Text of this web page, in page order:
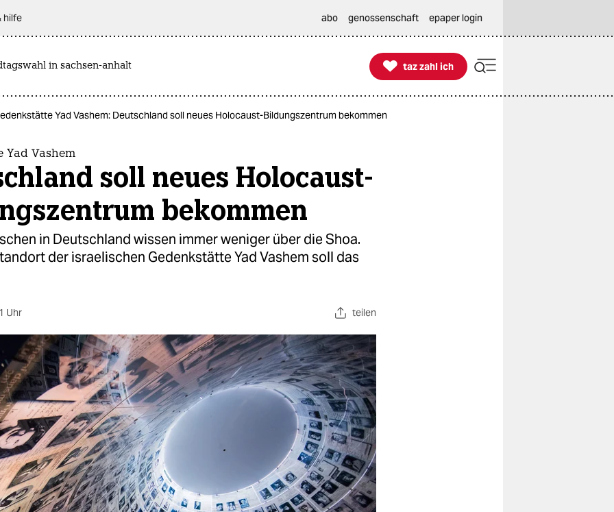
hilfe abo genossenschaft epaper login
in sachsen-anhalt 
taz zahl ich
taz zahl ich
Yad Vashem: Deutschland soll neues Holocaust-Bildungszentrum bekommen
Yad Vashem
soll neues Holocaust-
bekommen
in Deutschland wissen immer weniger über die Shoa.
der israelischen Gedenkstätte Yad Vashem soll das
Uhr teilen